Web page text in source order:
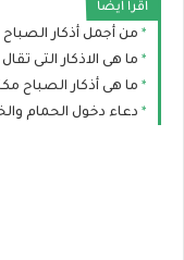
اقرا ايضا
من أجمل أذكار الصباح
ما هى الاذكار التى
ما هى أذكار الصباح
دعاء دخول الحمام